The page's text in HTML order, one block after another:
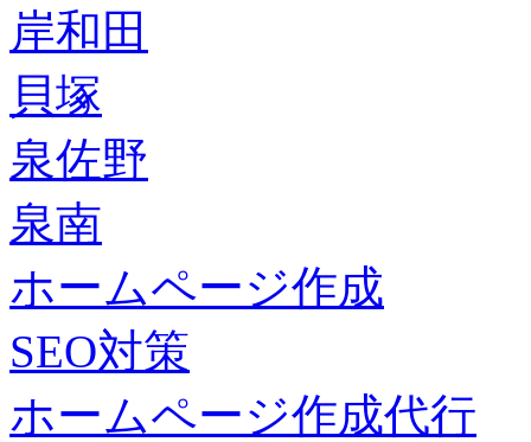
岸和田
貝塚
泉佐野
泉南
ホームページ作成
SEO対策
ホームページ作成代行